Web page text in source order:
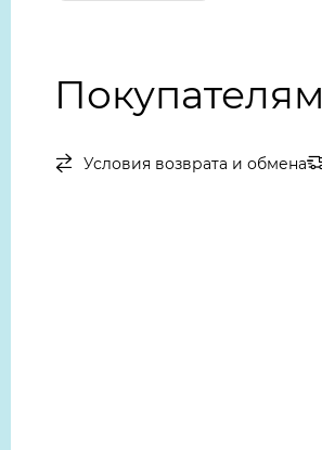
Покупателям
Условия возврата и обмена